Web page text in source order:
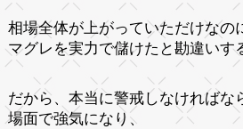
相場全体が上がっていただけなの
マグレを実力で儲けたと勘違いす
だから、本当に警戒しなければな
場面で強気になり、